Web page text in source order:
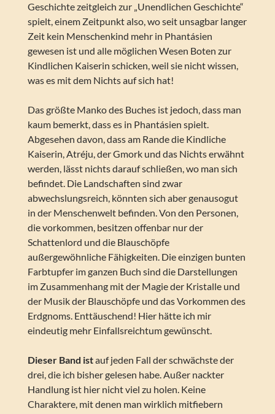
Geschichte zeitgleich zur „Unendlichen Geschichte“
spielt, einem Zeitpunkt also, wo seit unsagbar langer
Zeit kein Menschenkind mehr in Phantásien
gewesen ist und alle möglichen Wesen Boten zur
Kindlichen Kaiserin schicken, weil sie nicht wissen,
was es mit dem Nichts auf sich hat!
Das größte Manko des Buches ist jedoch, dass man
kaum bemerkt, dass es in Phantásien spielt.
Abgesehen davon, dass am Rande die Kindliche
Kaiserin, Atréju, der Gmork und das Nichts erwähnt
werden, lässt nichts darauf schließen, wo man sich
befindet. Die Landschaften sind zwar
abwechslungsreich, könnten sich aber genausogut
in der Menschenwelt befinden. Von den Personen,
die vorkommen, besitzen offenbar nur der
Schattenlord und die Blauschöpfe
außergewöhnliche Fähigkeiten. Die einzigen bunten
Farbtupfer im ganzen Buch sind die Darstellungen
im Zusammenhang mit der Magie der Kristalle und
der Musik der Blauschöpfe und das Vorkommen des
Erdgnoms. Enttäuschend! Hier hätte ich mir
eindeutig mehr Einfallsreichtum gewünscht.
Dieser Band istauf jeden Fall der schwächste der
drei, die ich bisher gelesen habe. Außer nackter
Handlung ist hier nicht viel zu holen. Keine
Charaktere, mit denen man wirklich mitfiebern